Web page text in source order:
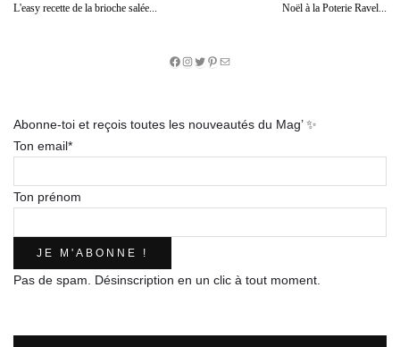
L'easy recette de la brioche salée...
Noël à la Poterie Ravel...
Facebook
Instagram
Twitter
Pinterest
E-
Abonne-toi et reçois toutes les nouveautés du Mag’ ✨
Ton email*
Ton prénom
Pas de spam. Désinscription en un clic à tout moment.